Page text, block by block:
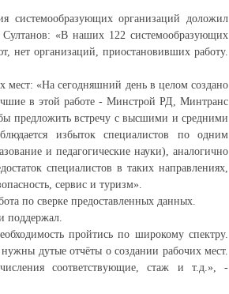
системообразующих организаций доложил
«В наших 122 системообразующих
нет организаций, приостановивших работу.
мест: «На сегодняшний день в целом создано
в этой работе - Минстрой РД, Минтранс
предложить встречу с высшими и средними
избыток специалистов по одним
и педагогические науки), аналогично
специалистов в таких направлениях,
сервис и туризм».
по сверке предоставленных данных.
поддержал.
пройтись по широкому спектру.
дутые отчёты о создании рабочих мест.
соответствующие, стаж и т.д.», -